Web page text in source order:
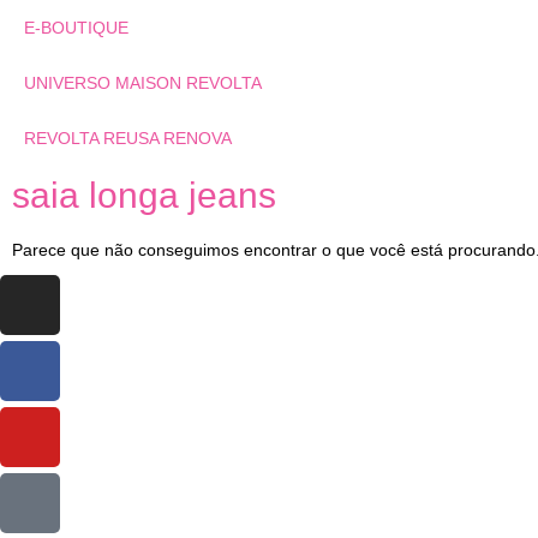
E-BOUTIQUE
UNIVERSO MAISON REVOLTA
REVOLTA REUSA RENOVA
saia longa jeans
Parece que não conseguimos encontrar o que você está